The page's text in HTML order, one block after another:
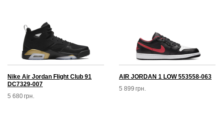
Nike Air Jordan Flight Club 91
DC7329-007
5 680грн.
AIR JORDAN 1 LOW 553558-063
5 899 грн.